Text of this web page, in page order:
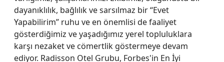
dayanıklılık, bağlılık ve sarsılmaz bir “Evet
Yapabilirim” ruhu ve en önemlisi de faaliyet
gösterdiğimiz ve yaşadığımız yerel topluluklara
karşı nezaket ve cömertlik göstermeye devam
ediyor. Radisson Otel Grubu, Forbes'in En İyi